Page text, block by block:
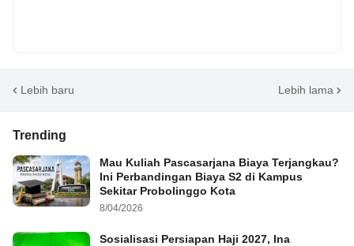
Lebih baru Lebih lama
Trending
Mau Kuliah Pascasarjana Biaya Terjangkau?
Ini Perbandingan Biaya S2 di Kampus
Sekitar Probolinggo Kota
8/04/2026
Sosialisasi Persiapan Haji 2027, Ina